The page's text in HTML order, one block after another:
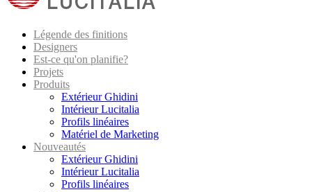
Légende des finitions
Designers
Est-ce qu'on planifie?
Projets
Produits
Extérieur Ghidini
Intérieur Lucitalia
Profils linéaires
Matériel de Marketing
Nouveautés
Extérieur Ghidini
Intérieur Lucitalia
Profils linéaires